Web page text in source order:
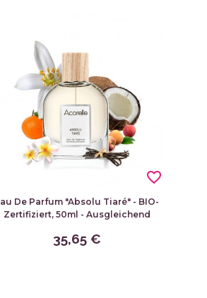
De Parfum "Absolu Tiaré" - BIO-
Zertifiziert, 50ml - Ausgleichend
35,65 €
favorite_border